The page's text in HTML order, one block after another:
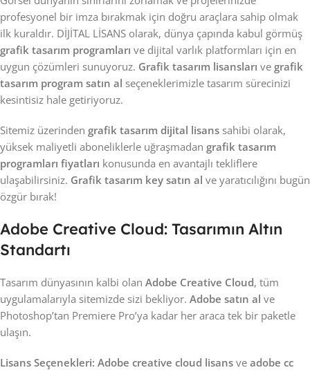
profesyonel bir imza bırakmak için doğru araçlara sahip olmak
ilk kuraldır. DİJİTAL LİSANS olarak, dünya çapında kabul görmüş
grafik tasarım programları ve dijital varlık platformları için en
uygun çözümleri sunuyoruz. Grafik tasarım lisansları ve grafik
tasarım program satın al seçeneklerimizle tasarım sürecinizi
kesintisiz hale getiriyoruz.
Sitemiz üzerinden grafik tasarım dijital lisans sahibi olarak,
yüksek maliyetli aboneliklerle uğraşmadan grafik tasarım
programları fiyatları konusunda en avantajlı tekliflere
ulaşabilirsiniz. Grafik tasarım key satın al ve yaratıcılığını bugün
özgür bırak!
Adobe Creative Cloud: Tasarımın Altın
Standartı
Tasarım dünyasının kalbi olan Adobe Creative Cloud, tüm
uygulamalarıyla sitemizde sizi bekliyor. Adobe satın al ve
Photoshop’tan Premiere Pro’ya kadar her araca tek bir paketle
ulaşın.
Lisans Seçenekleri: Adobe creative cloud lisans ve adobe cc